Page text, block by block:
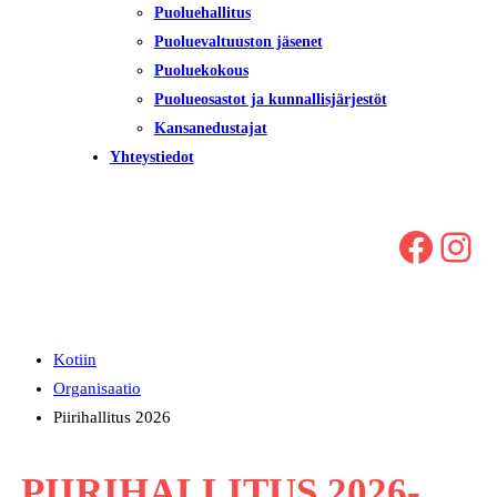
Puoluehallitus
Puoluevaltuuston jäsenet
Puoluekokous
Puolueosastot ja kunnallisjärjestöt
Kansanedustajat
Yhteystiedot
Facebook Instagram
Kotiin
Organisaatio
Piirihallitus 2026